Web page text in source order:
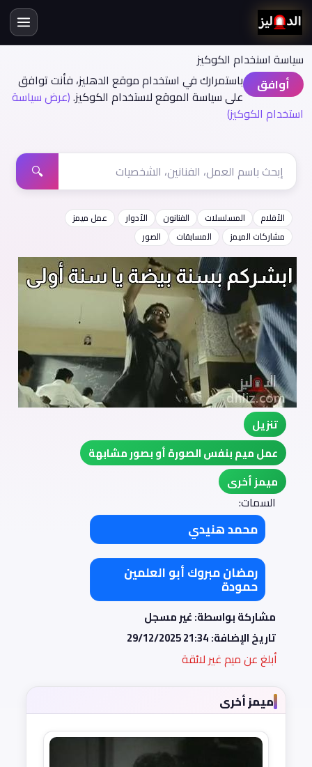
سياسة اسنخدام الكوكيز
أوافق
باستمرارك في استخدام موقع الدهليز، فأنت توافق
على سياسة الموقع لاستخدام الكوكيز.(عرض سياسة
استخدام الكوكيز)
🔍
الأفلام المسلسلات الفنانون الأدوار
عمل ميمز
مشاركات الميمز
المسابقات الصور
تنزيل
عمل ميم بنفس الصورة أو بصور مشابهة
ميمز أخرى
السمات:
محمد هنيدي
رمضان مبروك أبو العلمين
حمودة
مشاركة بواسطة: غير مسجل
تاريخ الإضافة:29/12/2025 21:34
أبلغ عن ميم غير لائقة
ميمز أخرى